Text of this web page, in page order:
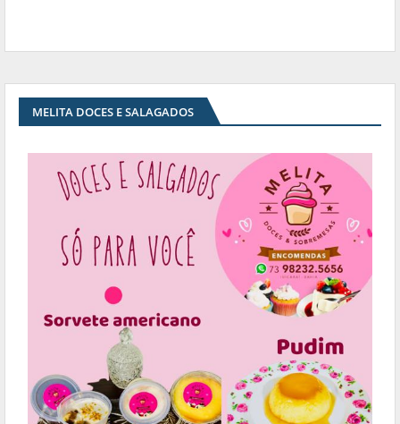
MELITA DOCES E SALAGADOS